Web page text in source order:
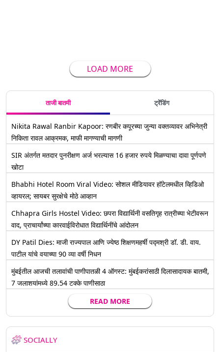
LOAD MORE
ताजी बातमी ट्रेंडिंग
Nikita Rawal Ranbir Kapoor: रणबीर कपूरच्या जुन्या वक्तव्यावर अभिनेत्री
निकिता रावल आक्रमक, माफी मागण्याची मागणी
SIR अंतर्गत मतदार पुनरीक्षण अर्ज भरल्यास 16 हजार रुपये मिळण्याचा दावा पूर्णपणे
खोटा
Bhabhi Hotel Room Viral Video: सोशल मीडियावर हॉटेलमधील व्हिडिओ
व्हायरल; सायबर सुरक्षेचे मोठे आव्हान
Chhapra Girls Hostel Video: छपरा विद्यार्थिनी वसतिगृह रात्रीच्या भेटीवरून
वाद, प्राचार्यांच्या कारवाईविरोधात विद्यार्थिनींचे आंदोलन
DY Patil Dies: माजी राज्यपाल आणि ज्येष्ठ शिक्षणमहर्षी पद्मश्री डॉ. डी. वाय.
पाटील यांचे वयाच्या 90 व्या वर्षी निधन
मुंबईतील आजची तलावांची पाणीपातळी 4 ऑगस्ट: मुंबईकरांसाठी दिलासादायक बातमी,
7 जलाशयांमध्ये 89.54 टक्के पाणीसाठा
READ MORE
SOCIALLY